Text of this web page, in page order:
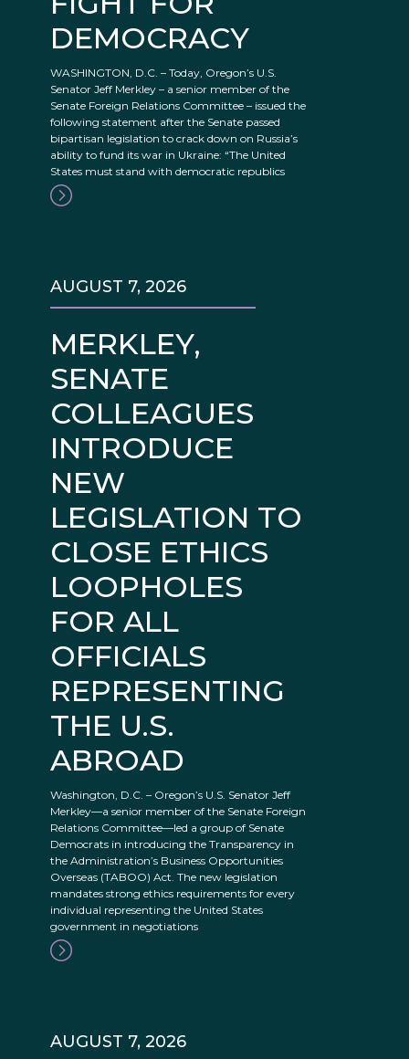
DEMOCRACY
WASHINGTON, D.C. – Today, Oregon’s U.S.
Senator Jeff Merkley – a senior member of the
Senate Foreign Relations Committee – issued the
following statement after the Senate passed
bipartisan legislation to crack down on Russia’s
ability to fund its war in Ukraine: “The United
States must stand with democratic republics
MERKLEY,
SENATE
COLLEAGUES
INTRODUCE
NEW
LEGISLATION TO
CLOSE ETHICS
LOOPHOLES
FOR ALL
OFFICIALS
REPRESENTING
THE U.S.
ABROAD
AUGUST 7, 2026
Washington, D.C. – Oregon’s U.S. Senator Jeff
Merkley—a senior member of the Senate Foreign
Relations Committee—led a group of Senate
Democrats in introducing the Transparency in
the Administration’s Business Opportunities
Overseas (TABOO) Act. The new legislation
mandates strong ethics requirements for every
individual representing the United States
government in negotiations
AUGUST 7, 2026